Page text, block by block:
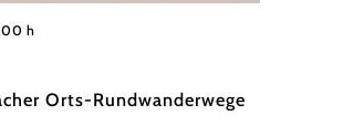
h
Orts-Rundwanderwege